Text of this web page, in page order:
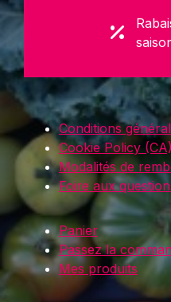
Conditions
Cookie Policy (CA)
Modalités de
Foire aux
Panier
Passez la
Mes produits